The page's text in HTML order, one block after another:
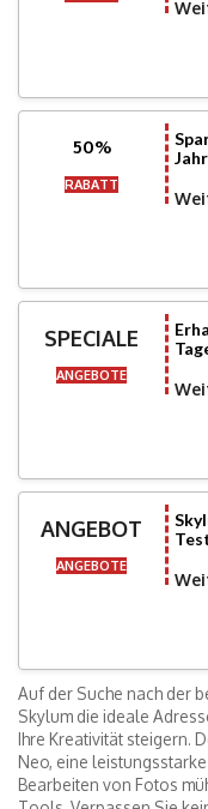
50%
RABATT
SPECIALE
ANGEBOTE
ANGEBOT
ANGEBOTE
Auf der Suche nach der
Skylum die ideale
Ihre Kreativität steigern.
Neo, eine
Bearbeiten von Fotos